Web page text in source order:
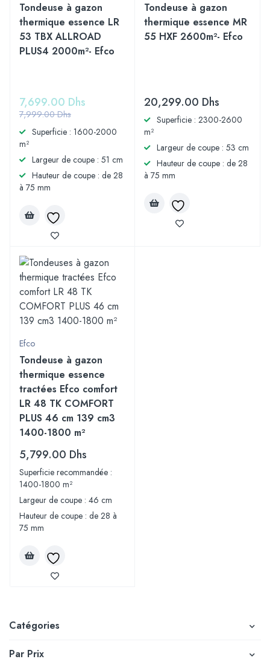
Catégories
Par Prix
Tondeuse à gazon
thermique essence LR
53 TBX ALLROAD
PLUS4 2000m²- Efco
7,999.00Dhs
7,699.00 Dhs
Superficie : 1600-2000
m²
Largeur de coupe : 51 cm
Hauteur de coupe : de 28
à 75 mm
Tondeuse à gazon
thermique essence MR
55 HXF 2600m²- Efco
20,299.00 Dhs
Superficie : 2300-2600
m²
Largeur de coupe : 53 cm
Hauteur de coupe : de 28
à 75 mm
Efco
Tondeuse à gazon
thermique essence
tractées Efco comfort
LR 48 TK COMFORT
PLUS 46 cm 139 cm3
1400-1800 m²
5,799.00 Dhs
Superficie recommandée :
1400-1800 m²
Largeur de coupe : 46 cm
Hauteur de coupe : de 28 à
75 mm